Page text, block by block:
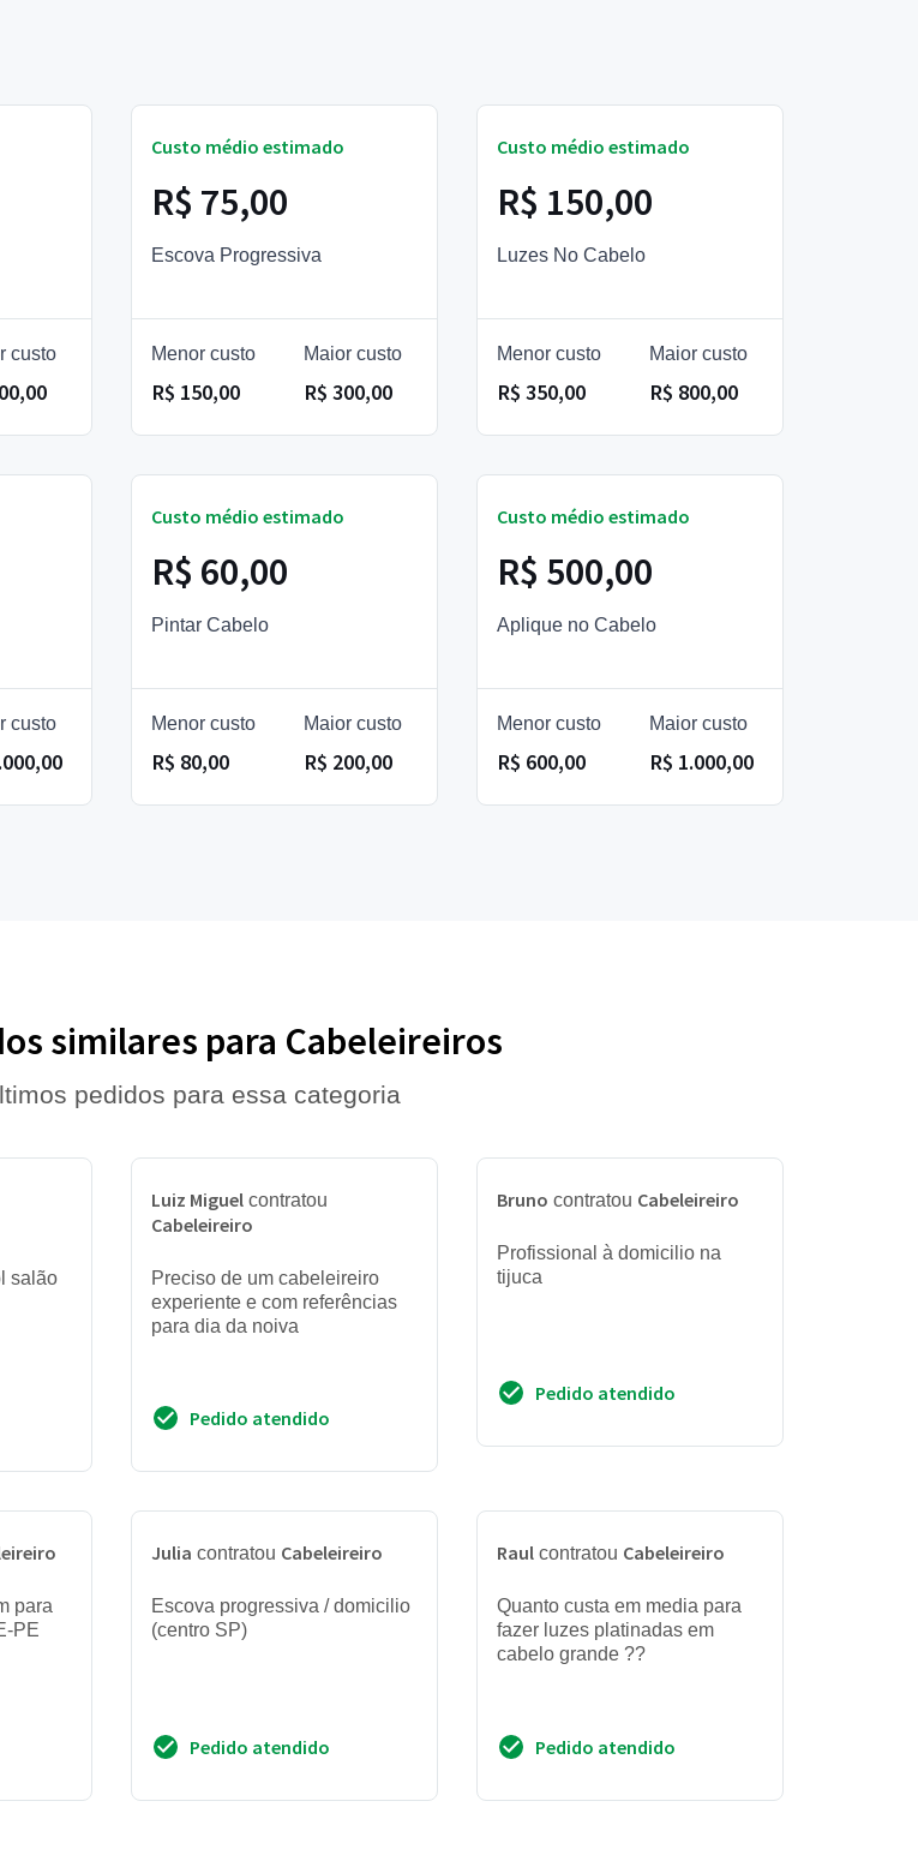
custo
Custo médio estimado
R$ 75,00
Escova Progressiva
Menor custo
R$ 150,00
Maior custo
R$ 300,00
Custo médio estimado
R$ 150,00
Luzes No Cabelo
Menor custo
R$ 350,00
Maior custo
R$ 800,00
custo
Custo médio estimado
R$ 60,00
Pintar Cabelo
Menor custo
R$ 80,00
Maior custo
R$ 200,00
Custo médio estimado
R$ 500,00
Aplique no Cabelo
Menor custo
R$ 600,00
Maior custo
R$ 1.000,00
similares para Cabeleireiros
pedidos para essa categoria
salão
Luiz Miguel contratou
Cabeleireiro
Preciso de um cabeleireiro
experiente e com referências
para dia da noiva
Pedido atendido
Bruno contratou Cabeleireiro
Profissional à domicilio na
tijuca
Pedido atendido
para
PE
Julia contratou Cabeleireiro
Escova progressiva / domicilio
(centro SP)
Pedido atendido
Raul contratou Cabeleireiro
Quanto custa em media para
fazer luzes platinadas em
cabelo grande ??
Pedido atendido